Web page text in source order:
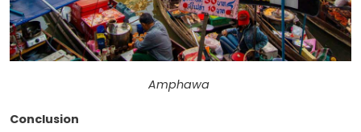
Amphawa
Conclusion